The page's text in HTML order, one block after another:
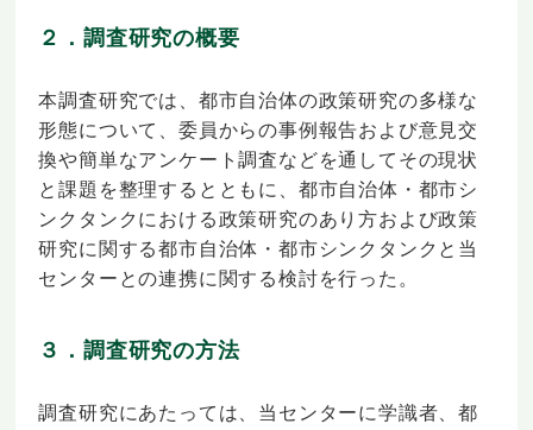
２．調査研究の概要
本調査研究では、都市自治体の政策研究の多様な
形態について、委員からの事例報告および意見交
換や簡単なアンケート調査などを通してその現状
と課題を整理するとともに、都市自治体・都市シ
ンクタンクにおける政策研究のあり方および政策
研究に関する都市自治体・都市シンクタンクと当
センターとの連携に関する検討を行った。
３．調査研究の方法
調査研究にあたっては、当センターに学識者、都